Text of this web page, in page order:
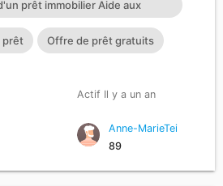
prêt immobilier Aide aux
honnêtes en difficultés Crédit
honnêtes Prêt
Prêt personnel sans passer
prêt Offre de prêt gratuits
Actif Il y a un an
Anne-MarieTei
89